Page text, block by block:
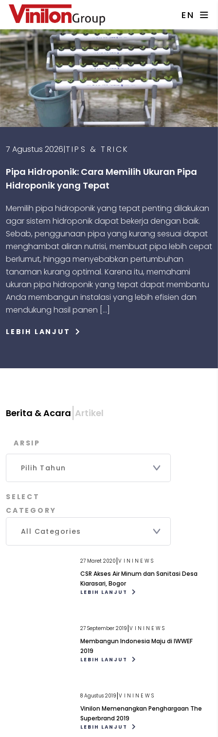
EN
7 Agustus 2026|TIPS & TRICK
Pipa Hidroponik: Cara Memilih Ukuran Pipa
Hidroponik yang Tepat
Memilih pipa hidroponik yang tepat penting dilakukan
agar sistem hidroponik dapat bekerja dengan baik.
Sebab, penggunaan pipa yang kurang sesuai dapat
menghambat aliran nutrisi, membuat pipa lebih cepat
berlumut, hingga menyebabkan pertumbuhan
tanaman kurang optimal. Karena itu, memahami
ukuran pipa hidroponik yang tepat dapat membantu
Anda membangun instalasi yang lebih efisien dan
mendukung hasil panen […]
LEBIH LANJUT
Berita & Acara|Artikel
ARSIP
SELECT
CATEGORY
27 Maret 2020|VININEWS
CSR Akses Air Minum dan Sanitasi Desa
Kiarasari, Bogor
LEBIH LANJUT
27 September 2019|VININEWS
Membangun Indonesia Maju di IWWEF
2019
LEBIH LANJUT
8 Agustus 2019|VININEWS
Vinilon Memenangkan Penghargaan The
Superbrand 2019
LEBIH LANJUT